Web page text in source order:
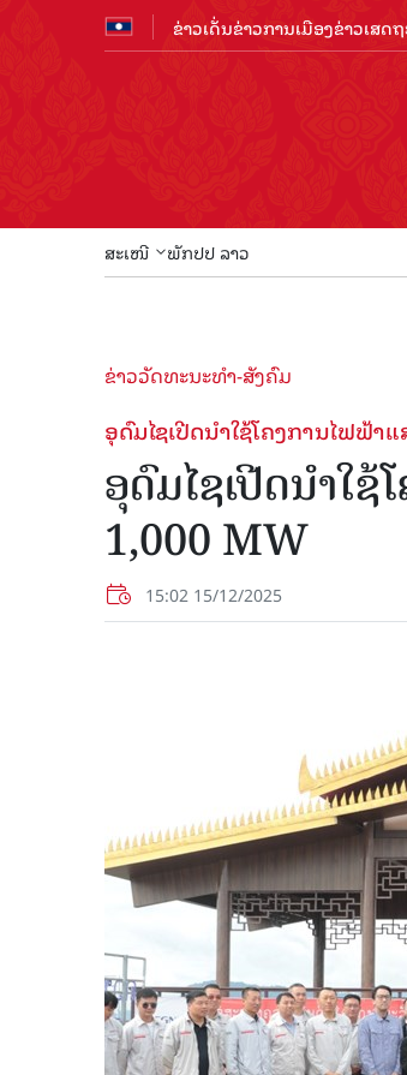
ຂ່າວເດັ່ນຂ່າວການເມືອງຂ່າວເສດ
ສະເໜີ ພັກປປ ລາວ
ຂ່າວວັດທະນະທຳ-ສັງຄົມ
ອຸດົມໄຊເປີດນຳໃຊ້ໂຄງການໄຟຟ້າ
ອຸດົມໄຊເປີດນຳໃ
1,000 MW
15:02 15/12/2025